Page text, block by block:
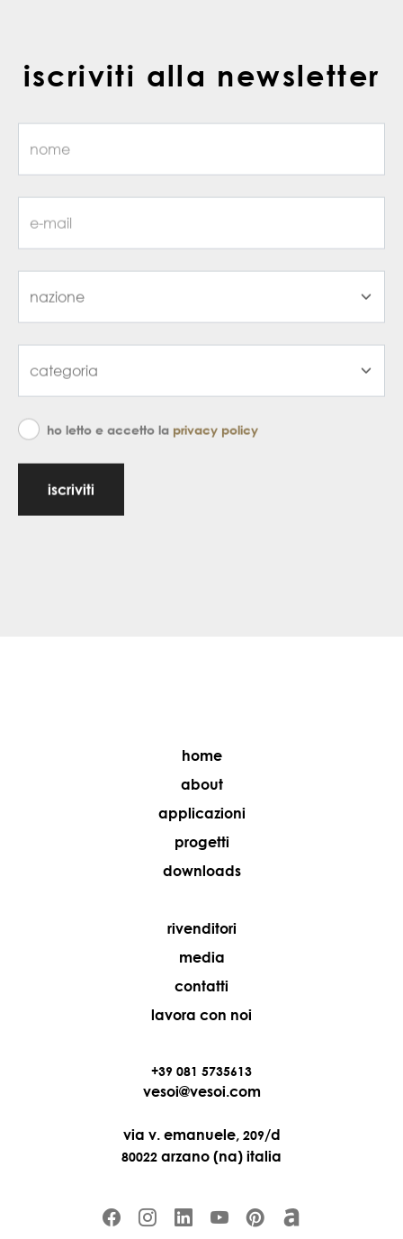
iscriviti alla newsletter
ho letto e accetto la privacy policy
iscriviti
home
about
applicazioni
progetti
downloads
rivenditori
media
contatti
lavora con noi
+39 081 5735613
vesoi@vesoi.com
via v. emanuele, 209/d
80022 arzano (na) italia